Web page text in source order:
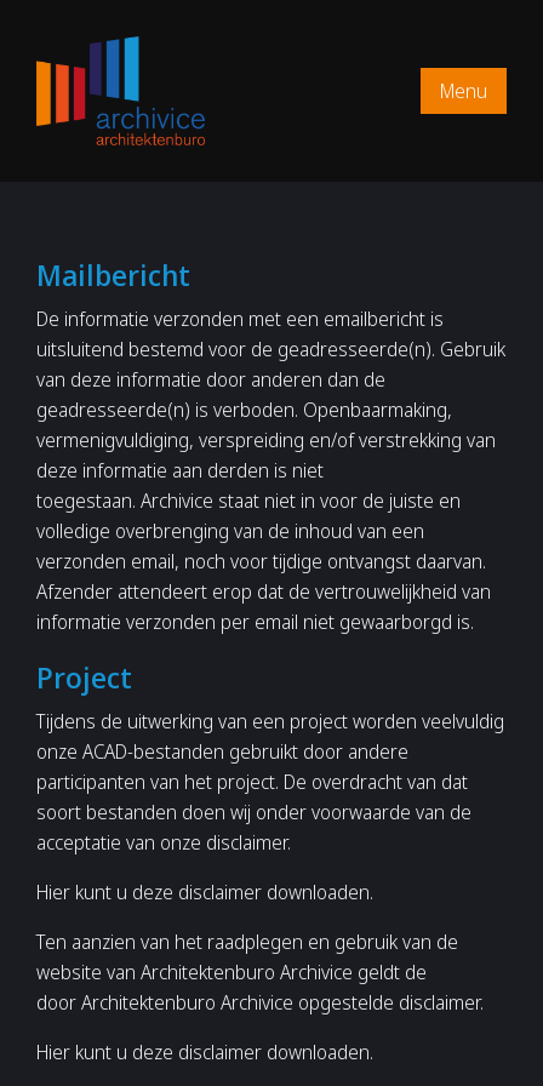
Menu
Mailbericht
De informatie verzonden met een emailbericht is
uitsluitend bestemd voor de geadresseerde(n). Gebruik
van deze informatie door anderen dan de
geadresseerde(n) is verboden. Openbaarmaking,
vermenigvuldiging, verspreiding en/of verstrekking van
deze informatie aan derden is niet
toegestaan. Archivice staat niet in voor de juiste en
volledige overbrenging van de inhoud van een
verzonden email, noch voor tijdige ontvangst daarvan.
Afzender attendeert erop dat de vertrouwelijkheid van
informatie verzonden per email niet gewaarborgd is.
Project
Tijdens de uitwerking van een project worden veelvuldig
onze ACAD-bestanden gebruikt door andere
participanten van het project. De overdracht van dat
soort bestanden doen wij onder voorwaarde van de
acceptatie van onze disclaimer.
Hier kunt u deze disclaimer downloaden.
Ten aanzien van het raadplegen en gebruik van de
website van Architektenburo Archivice geldt de
door Architektenburo Archivice opgestelde disclaimer.
Hier kunt u deze disclaimer downloaden.